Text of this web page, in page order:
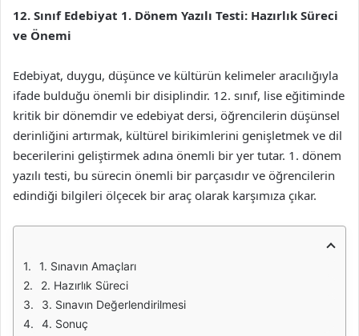
12. Sınıf Edebiyat 1. Dönem Yazılı Testi: Hazırlık Süreci
ve Önemi
Edebiyat, duygu, düşünce ve kültürün kelimeler aracılığıyla
ifade bulduğu önemli bir disiplindir. 12. sınıf, lise eğitiminde
kritik bir dönemdir ve edebiyat dersi, öğrencilerin düşünsel
derinliğini artırmak, kültürel birikimlerini genişletmek ve dil
becerilerini geliştirmek adına önemli bir yer tutar. 1. dönem
yazılı testi, bu sürecin önemli bir parçasıdır ve öğrencilerin
edindiği bilgileri ölçecek bir araç olarak karşımıza çıkar.
1. Sınavın Amaçları
2. Hazırlık Süreci
3. Sınavın Değerlendirilmesi
4. Sonuç